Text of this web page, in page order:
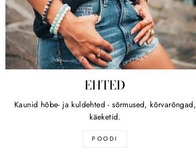
EHTED
Kaunid hõbe- ja kuldehted - sõrmused, kõrvarõngad,
käeketid.
POODI